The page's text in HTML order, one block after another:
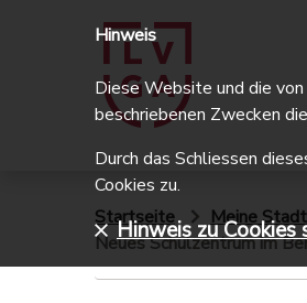
Startseite Meine Stadt
Neues Schulzentrum im
Hinweis
Diese Website und die
beschriebenen Zwecken
Durch das Schliessen
Cookies zu.
Hinweis zu Cookies